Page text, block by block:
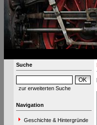
Suche
zur erweiterten Suche
Navigation
Geschichte & Hintergründe